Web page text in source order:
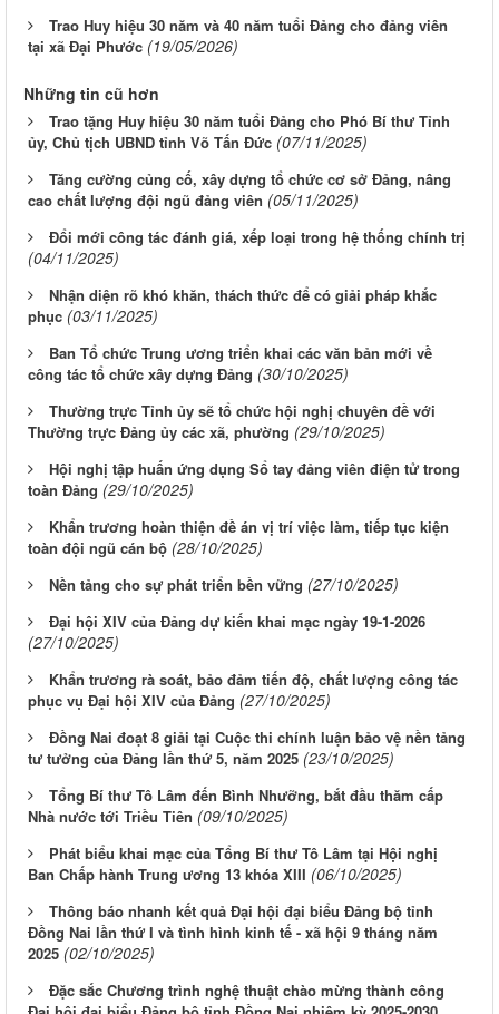
Trao Huy hiệu 30 năm và 40 năm tuổi Đảng cho đảng viên
tại xã Đại Phước (19/05/2026)
Những tin cũ hơn
Trao tặng Huy hiệu 30 năm tuổi Đảng cho Phó Bí thư Tỉnh
ủy, Chủ tịch UBND tỉnh Võ Tấn Đức (07/11/2025)
Tăng cường củng cố, xây dựng tổ chức cơ sở Đảng, nâng
cao chất lượng đội ngũ đảng viên (05/11/2025)
Đổi mới công tác đánh giá, xếp loại trong hệ thống chính trị
(04/11/2025)
Nhận diện rõ khó khăn, thách thức để có giải pháp khắc
phục (03/11/2025)
Ban Tổ chức Trung ương triển khai các văn bản mới về
công tác tổ chức xây dựng Đảng (30/10/2025)
Thường trực Tỉnh ủy sẽ tổ chức hội nghị chuyên đề với
Thường trực Đảng ủy các xã, phường (29/10/2025)
Hội nghị tập huấn ứng dụng Sổ tay đảng viên điện tử trong
toàn Đảng (29/10/2025)
Khẩn trương hoàn thiện đề án vị trí việc làm, tiếp tục kiện
toàn đội ngũ cán bộ (28/10/2025)
Nền tảng cho sự phát triển bền vững (27/10/2025)
Đại hội XIV của Đảng dự kiến khai mạc ngày 19-1-2026
(27/10/2025)
Khẩn trương rà soát, bảo đảm tiến độ, chất lượng công tác
phục vụ Đại hội XIV của Đảng (27/10/2025)
Đồng Nai đoạt 8 giải tại Cuộc thi chính luận bảo vệ nền tảng
tư tưởng của Đảng lần thứ 5, năm 2025 (23/10/2025)
Tổng Bí thư Tô Lâm đến Bình Nhưỡng, bắt đầu thăm cấp
Nhà nước tới Triều Tiên (09/10/2025)
Phát biểu khai mạc của Tổng Bí thư Tô Lâm tại Hội nghị
Ban Chấp hành Trung ương 13 khóa XIII (06/10/2025)
Thông báo nhanh kết quả Đại hội đại biểu Đảng bộ tỉnh
Đồng Nai lần thứ I và tình hình kinh tế - xã hội 9 tháng năm
2025 (02/10/2025)
Đặc sắc Chương trình nghệ thuật chào mừng thành công